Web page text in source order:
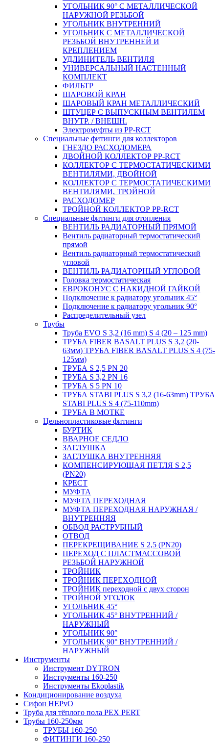
УГОЛЬНИК 90° С МЕТАЛЛИЧЕСКОЙ
НАРУЖНОЙ РЕЗЬБОЙ
УГОЛЬНИК ВНУТРЕННИЙ
УГОЛЬНИК С МЕТАЛЛИЧЕСКОЙ
РЕЗЬБОЙ ВНУТРЕННЕЙ И
КРЕПЛЕНИЕМ
УДЛИНИТЕЛЬ ВЕНТИЛЯ
УНИВЕРСАЛЬНЫЙ НАСТЕННЫЙ
КОМПЛЕКТ
ФИЛЬТР
ШАРОВОЙ КРАН
ШАРОВЫЙ КРАН МЕТАЛЛИЧЕСКИЙ
ШТУЦЕР С ВЫПУСКНЫМ ВЕНТИЛЕМ
ВНУТР. / ВНЕШН.
Электромуфты из PP-RCT
Специальные фитинги для коллекторов
ГНЕЗДО РАСХОДОМЕРА
ДВОЙНОЙ КОЛЛЕКТОР PP-RCT
КОЛЛЕКТОР С ТЕРМОСТАТИЧЕСКИМИ
ВЕНТИЛЯМИ, ДВОЙНОЙ
КОЛЛЕКТОР С ТЕРМОСТАТИЧЕСКИМИ
ВЕНТИЛЯМИ, ТРОЙНОЙ
РАСХОДОМЕР
ТРОЙНОЙ КОЛЛЕКТОР PP-RCT
Специальные фитинги для отопления
ВЕНТИЛЬ РАДИАТОРНЫЙ ПРЯМОЙ
Вентиль радиаторный термостатический
прямой
Вентиль радиаторный термостатический
угловой
ВЕНТИЛЬ РАДИАТОРНЫЙ УГЛОВОЙ
Головка термостатическая
ЕВРОКОНУС С НАКИДНОЙ ГАЙКОЙ
Подключение к радиатору угольник 45°
Подключение к радиатору угольник 90°
Распределительный узел
Трубы
Труба EVO S 3,2 (16 mm) S 4 (20 – 125 mm)
ТРУБА FIBER BASALT PLUS S 3,2 (20-
63мм) ТРУБА FIBER BASALT PLUS S 4 (75-
125мм)
ТРУБА S 2,5 PN 20
ТРУБА S 3,2 PN 16
ТРУБА S 5 PN 10
ТРУБА STABI PLUS S 3,2 (16-63mm) ТРУБА
STABI PLUS S 4 (75-110mm)
ТРУБА В МОТКЕ
Цельнопластиковые фитинги
БУРТИК
ВВАРНОЕ СЕДЛО
ЗАГЛУШКА
ЗАГЛУШКА ВНУТРЕННЯЯ
КОМПЕНСИРУЮЩАЯ ПЕТЛЯ S 2,5
(PN20)
КРЕСТ
МУФТА
МУФТА ПЕРЕХОДНАЯ
МУФТА ПЕРЕХОДНАЯ НАРУЖНАЯ /
ВНУТРЕННЯЯ
ОБВОД РАСТРУБНЫЙ
ОТВОД
ПЕРЕКРЕЩИВАНИЕ S 2,5 (PN20)
ПЕРЕХОД С ПЛАСТМАССОВОЙ
РЕЗЬБОЙ НАРУЖНОЙ
ТРОЙНИК
ТРОЙНИК ПЕРЕXОДНОЙ
ТРОЙНИК переходной с двух сторон
ТРОЙНОЙ УГОЛОК
УГОЛЬНИК 45°
УГОЛЬНИК 45° ВНУТРЕННИЙ /
НАРУЖНЫЙ
УГОЛЬНИК 90°
УГОЛЬНИК 90° ВНУТРЕННИЙ /
НАРУЖНЫЙ
Инструменты
Инструмент DYTRON
Инструменты 160-250
Инструменты Ekoplastik
Кондиционирование воздуха
Сифон HEPvO
Труба для тёплого пола PEX PERT
Трубы 160-250мм
ТРУБЫ 160-250
ФИТИНГИ 160-250